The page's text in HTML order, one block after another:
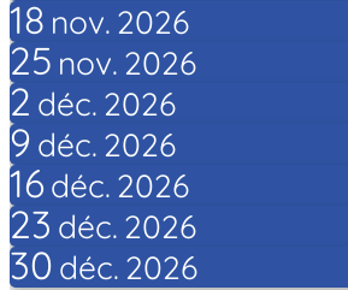
18 nov. 2026
25 nov. 2026
2 déc. 2026
9 déc. 2026
16 déc. 2026
23 déc. 2026
30 déc. 2026